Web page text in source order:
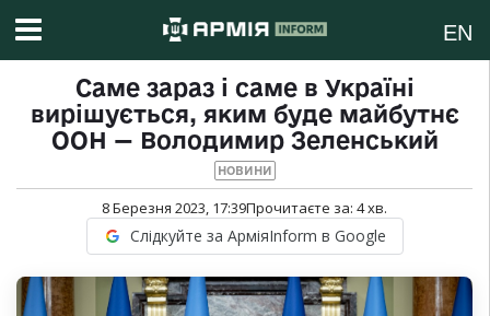
EN
Саме зараз і саме в Україні
вирішується, яким буде майбутнє
ООН — Володимир Зеленський
НОВИНИ
8 Березня 2023, 17:39Прочитаєте за: 4хв.
Слідкуйте за АрміяInform в Google